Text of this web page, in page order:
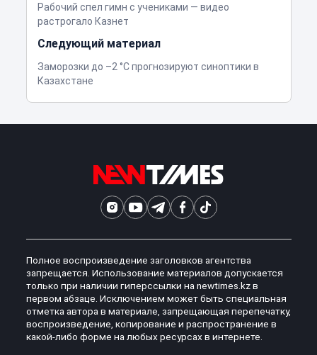
Рабочий спел гимн с учениками — видео
растрогало Казнет
Следующий материал
Заморозки до –2 °C прогнозируют синоптики в
Казахстане
Полное воспроизведение заголовков агентства
запрещается. Использование материалов допускается
только при наличии гиперссылки на newtimes.kz в
первом абзаце. Исключением может быть специальная
отметка автора в материале, запрещающая перепечатку,
воспроизведение, копирование и распространение в
какой-либо форме на любых ресурсах в интернете.